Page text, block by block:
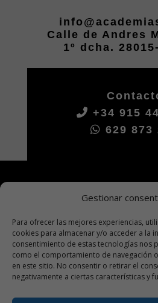
Gestionar
Para ofrecer las mejores experiencias,
cookies para almacenar y/o acceder a la
consentimiento de estas tecnologías nos
como el comportamiento de navegación
en este sitio. No consentir o retirar el
negativamente a ciertas características y
Calle de Andres
1º dcha.
+34 915
629 873